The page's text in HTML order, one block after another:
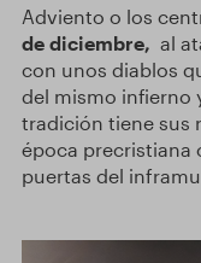
Adviento o los
de diciembre, al
con unos diablos
del mismo infierno
tradición tiene sus
época precristiana
puertas del